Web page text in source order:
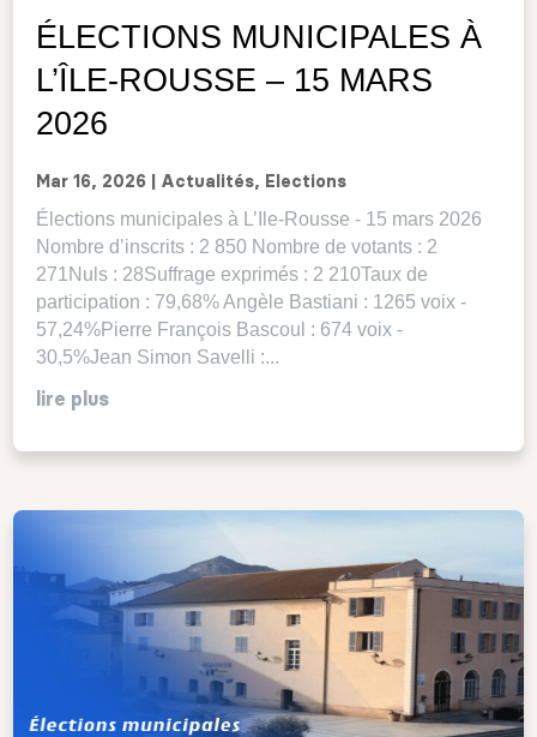
ÉLECTIONS MUNICIPALES À
L’ÎLE-ROUSSE – 15 MARS
2026
Mar 16, 2026 Actualités, Elections
Élections municipales à L’Ile-Rousse - 15 mars 2026
Nombre d’inscrits : 2 850 Nombre de votants : 2
271Nuls : 28Suffrage exprimés : 2 210Taux de
participation : 79,68% Angèle Bastiani : 1265 voix -
57,24%Pierre François Bascoul : 674 voix -
30,5%Jean Simon Savelli :...
lire plus